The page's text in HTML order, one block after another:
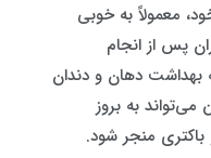
معمولاً به خوبی
پس از انجام
بهداشت دهان و دندان
به بروز
منجر شود.